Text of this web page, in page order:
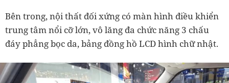
Bên trong, nội thất đối xứng có màn hình điều khiển
trung tâm nổi cỡ lớn, vô lăng đa chức năng 3 chấu
đáy phẳng bọc da, bảng đồng hồ LCD hình chữ nhật.